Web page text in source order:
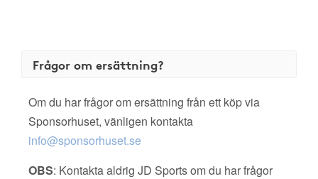
Frågor om ersättning?
Om du har frågor om ersättning från ett köp via
Sponsorhuset, vänligen kontakta
info@sponsorhuset.se
OBS: Kontakta aldrig JD Sports om du har frågor